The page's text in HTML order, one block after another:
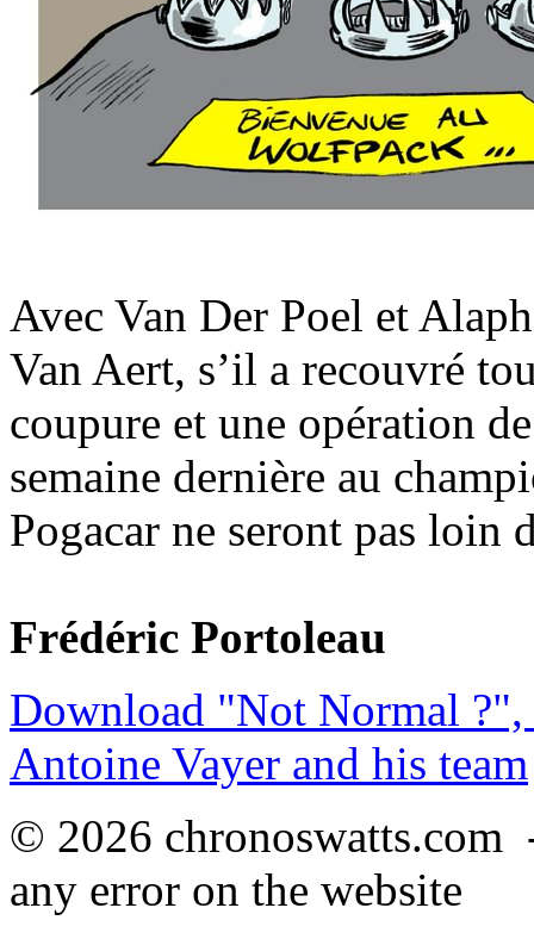
Avec Van Der Poel et
Van Aert, s’il a recouvré
coupure et une opération
semaine dernière au
Pogacar ne seront pas loin
Frédéric Portoleau
Download "Not Normal ?",
Antoine Vayer and his team
© 2026
any error on the website